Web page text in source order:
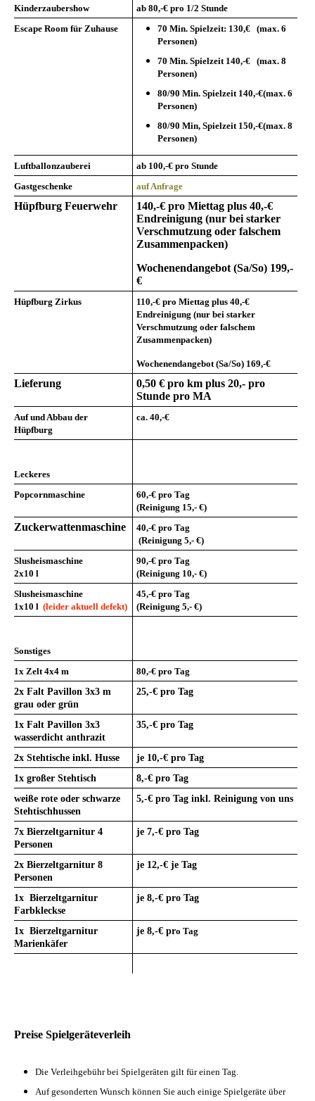
Kinderzaubershow
ab 80,-€ pro 1/2 Stunde
Escape Room für Zuhause
70 Min. Spielzeit: 130,€ (max. 6
Personen)
70 Min. Spielzeit 140,-€ (max. 8
Personen)
80/90 Min. Spielzeit 140,-€(max. 6
Personen)
80/90 Min, Spielzeit 150,-€(max. 8
Personen)
Luftballonzauberei ab 100,-€ pro Stunde
Gastgeschenke
auf Anfrage
Hüpfburg Feuerwehr
140,-€ pro Miettag plus 40,-€
Endreinigung (nur bei starker
Verschmutzung oder falschem
Zusammenpacken)
Wochenendangebot (Sa/So) 199,-
€
Hüpfburg Zirkus 110,-€ pro Miettag plus 40,-€
Endreinigung (nur bei starker
Verschmutzung oder falschem
Zusammenpacken)
Wochenendangebot (Sa/So) 169,-€
Lieferung
0,50 € pro km plus 20,- pro
Stunde pro MA
Auf und Abbau der
Hüpfburg
ca. 40,-€
Leckeres
Popcornmaschine
60,-€ pro Tag
(Reinigung 15,- €)
Zuckerwattenmaschine 40,-€ pro Tag
(Reinigung 5,- €)
Slusheismaschine
2x10 l
90,-€ pro Tag
(Reinigung 10,- €)
Slusheismaschine
1x10 l (leider aktuell defekt)
45,-€ pro Tag
(Reinigung 5,- €)
Sonstiges
1x Zelt 4x4 m
80,-€ pro Tag
2x Falt Pavillon 3x3 m
grau oder grün
25,-€ pro Tag
1x Falt Pavillon 3x3
wasserdicht anthrazit
35,-€ pro Tag
2x Stehtische inkl. Husse je 10,-€ pro Tag
1x großer Stehtisch
8,-€ pro Tag
weiße rote oder schwarze
Stehtischhussen
5,-€ pro Tag inkl. Reinigung von uns
7x Bierzeltgarnitur 4
Personen
je 7,-€ pro Tag
2x Bierzeltgarnitur 8
Personen
je 12,-€ je Tag
1x Bierzeltgarnitur
Farbkleckse
je 8,-€ pro Tag
1x Bierzeltgarnitur
Marienkäfer
je 8,-€ pro Tag
Preise Spielgeräteverleih
Die Verleihgebühr bei Spielgeräten gilt für einen Tag.
Auf gesonderten Wunsch können Sie auch einige Spielgeräte über